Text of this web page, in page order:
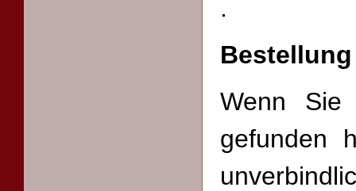
.
Bestellung
Wenn Sie
gefunden